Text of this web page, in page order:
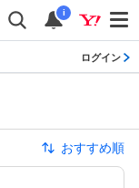
i
ログイン
おすすめ順